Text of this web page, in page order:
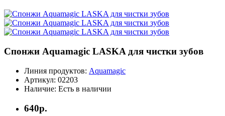
Спонжи Aquamagic LASKA для чистки зубов
Линия продуктов: Aquamagic
Артикул: 02203
Наличие: Есть в наличии
640р.